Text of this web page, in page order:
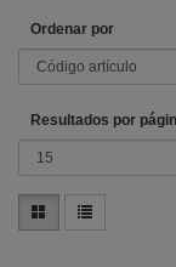
CLEVER(3)
MEDICLINICS
(2)
BECRISA(2)
PRHIE
SONIA
Ordenar por
Resultados por